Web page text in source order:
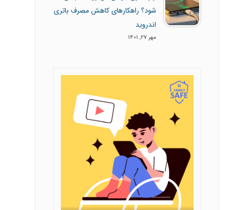
شود؟ راهکارهای کاهش مصرف باتری
اندروید
مهر 27, 1401